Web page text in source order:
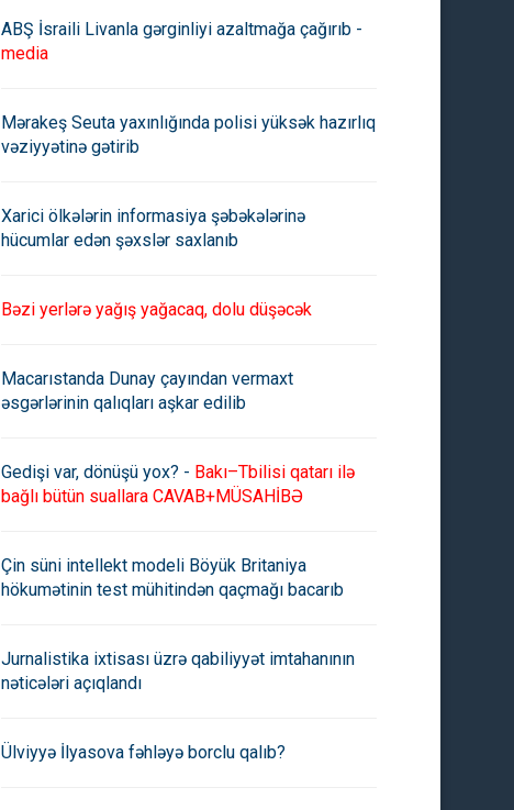
ABŞ İsraili Livanla gərginliyi azaltmağa çağırıb -
media
Mərakeş Seuta yaxınlığında polisi yüksək hazırlıq
vəziyyətinə gətirib
Xarici ölkələrin informasiya şəbəkələrinə
hücumlar edən şəxslər saxlanıb
Bəzi yerlərə yağış yağacaq, dolu düşəcək
Macarıstanda Dunay çayından vermaxt
əsgərlərinin qalıqları aşkar edilib
Gedişi var, dönüşü yox? - Bakı–Tbilisi qatarı ilə
bağlı bütün suallara CAVAB+MÜSAHİBƏ
Çin süni intellekt modeli Böyük Britaniya
hökumətinin test mühitindən qaçmağı bacarıb
Jurnalistika ixtisası üzrə qabiliyyət imtahanının
nəticələri açıqlandı
Ülviyyə İlyasova fəhləyə borclu qalıb?